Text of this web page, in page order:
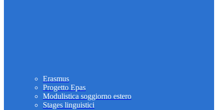
Erasmus
Progetto Epas
Modulistica soggiorno estero
Stages linguistici